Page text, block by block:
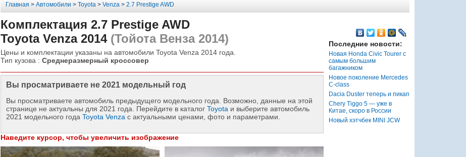
Главная > Автомобили > Toyota> Venza> 2.7 Prestige AWD
Комплектация 2.7 Prestige AWD
Toyota Venza 2014(Тойота Венза 2014)
Цены и комплектации указаны на автомобили Toyota Venza 2014 года.
Тип кузова : Среднеразмерный кроссовер
Вы просматриваете не 2021 модельный год
Вы просматриваете автомобиль предыдущего модельного года. Возможно, данные на этой
странице не актуальны для 2021 года. Перейдите в каталог Toyota и выберите автомобиль
2021 модельного года Toyota Venza с актуальными ценами, фото и параметрами.
Наведите курсор, чтобы увеличить изображение
Последние новости:
Новая Honda Civic Tourer с
самым большим
багажником
Новое поколение Mercedes
C-class
Dacia Duster теперь и пикап
Chery Tiggo 5 — уже в
Китае, скоро в России
Новый хэтчбек MINI JCW